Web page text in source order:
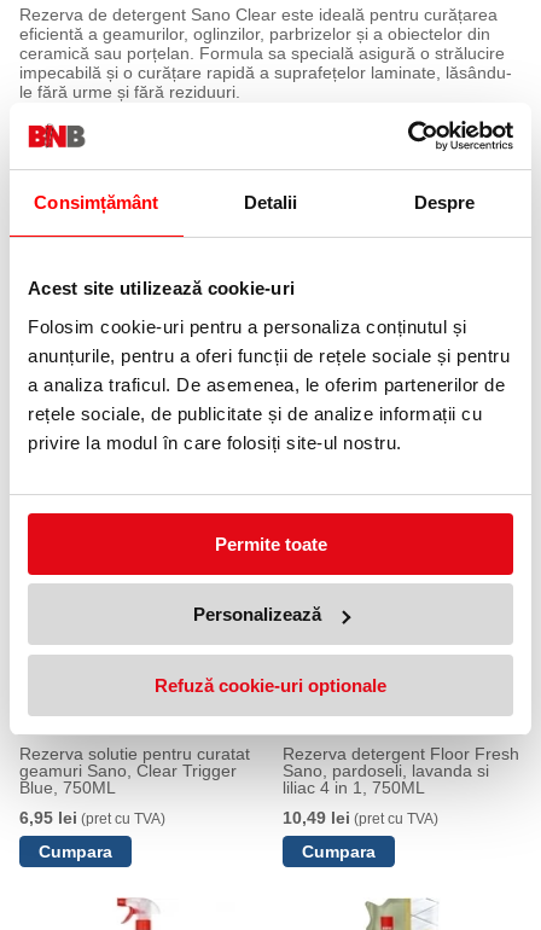
Consimțământ Detalii Despre
Acest site utilizează cookie-uri
Folosim cookie-uri pentru a personaliza conținutul și
anunțurile, pentru a oferi funcții de rețele sociale și pentru
a analiza traficul. De asemenea, le oferim partenerilor de
rețele sociale, de publicitate și de analize informații cu
privire la modul în care folosiți site-ul nostru.
Permite toate
Personalizează
Refuză cookie-uri optionale
Rezerva de detergent Sano Clear este ideală pentru curățarea
eficientă a geamurilor, oglinzilor, parbrizelor și a obiectelor din
ceramică sau porțelan. Formula sa specială asigură o strălucire
impecabilă și o curățare rapidă a suprafețelor laminate, lăsându-
le fără urme și fără reziduuri.
Beneficii
Curățare eficientă a geamurilor și oglinzilor.
Potrivit pentru diverse suprafețe, inclusiv ceramică, porțelan și
laminate.
Formula fără reziduuri pentru un finisaj strălucitor.
Mod de utilizare
Pulverizează soluția pe suprafața dorită și șterge cu o cârpă
curată și uscată pentru un efect optim.
Se poate utiliza pe geamuri, oglinzi și alte suprafețe netede.
Specificații
Volum: 750 ml
Tip: Detergent pentru geamuri Sano Clear
PRODUSE SIMILARE
Rezerva solutie pentru curatat
geamuri Sano, Clear Trigger
Blue, 750ML
6,95 lei (pret cu TVA)
Rezerva detergent Floor Fresh
Sano, pardoseli, lavanda si
liliac 4 in 1, 750ML
10,49 lei (pret cu TVA)